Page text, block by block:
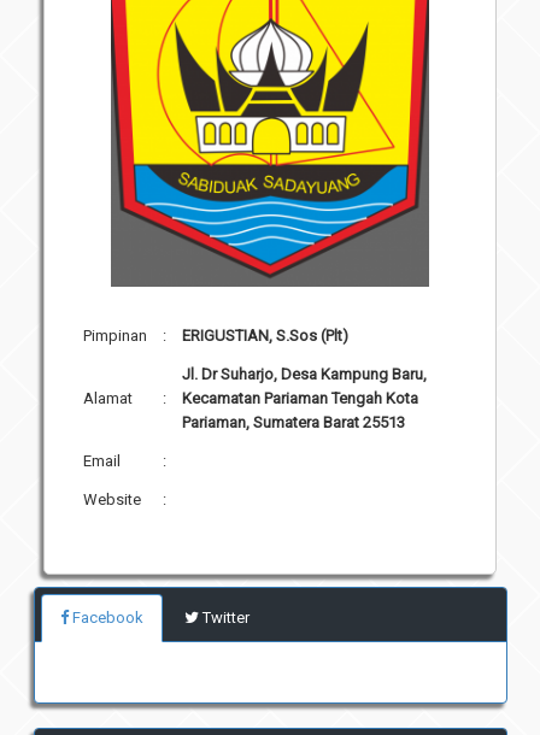
Pimpinan : ERIGUSTIAN, S.Sos (Plt)
Alamat :
Jl. Dr Suharjo, Desa Kampung Baru,
Kecamatan Pariaman Tengah Kota
Pariaman, Sumatera Barat 25513
Email :
Website :
Facebook Twitter